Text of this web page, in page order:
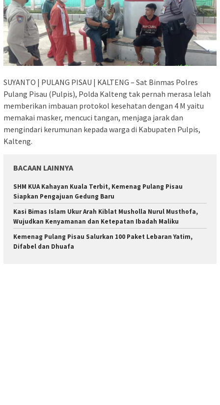
SUYANTO | PULANG PISAU | KALTENG – Sat Binmas Polres
Pulang Pisau (Pulpis), Polda Kalteng tak pernah merasa lelah
memberikan imbauan protokol kesehatan dengan 4 M yaitu
memakai masker, mencuci tangan, menjaga jarak dan
mengindari kerumunan kepada warga di Kabupaten Pulpis,
Kalteng.
BACAAN LAINNYA
SHM KUA Kahayan Kuala Terbit, Kemenag Pulang Pisau
Siapkan Pengajuan Gedung Baru
Kasi Bimas Islam Ukur Arah Kiblat Musholla Nurul Musthofa,
Wujudkan Kenyamanan dan Ketepatan Ibadah Maliku
Kemenag Pulang Pisau Salurkan 100 Paket Lebaran Yatim,
Difabel dan Dhuafa